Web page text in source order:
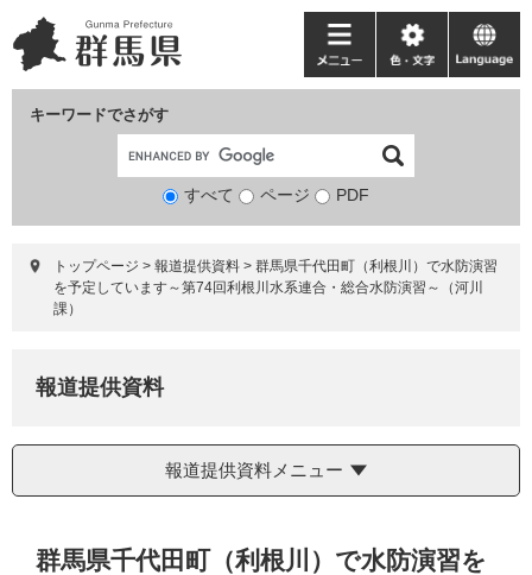
ー
ジ
ニ
ュ
て
キーワードでさがす
検
象
すべて ページ PDF
メ
ニ
ー
色・
文
language
トップページ > 報道提供資料 > 群馬県千代田町（利根川）で水防演習
を予定しています～第74回利根川水系連合・総合水防演習～（河川
課）
報道提供資料
報道提供資料メニュー
群馬県千代田町（利根川）で水防演習を